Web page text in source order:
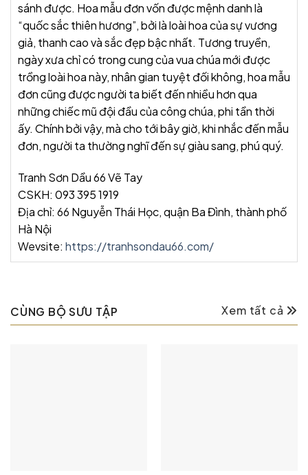
sánh được. Hoa mẫu đơn vốn được mệnh danh là
“quốc sắc thiên hương”, bởi là loài hoa của sự vương
giả, thanh cao và sắc đẹp bậc nhất. Tương truyền,
ngày xưa chỉ có trong cung của vua chúa mới được
trồng loài hoa này, nhân gian tuyệt đối không, hoa mẫu
đơn cũng được người ta biết đến nhiều hơn qua
những chiếc mũ đội đầu của công chúa, phi tần thời
ấy. Chính bởi vậy, mà cho tới bây giờ, khi nhắc đến mẫu
đơn, người ta thường nghĩ đến sự giàu sang, phú quý.
Tranh Sơn Dầu 66 Vẽ Tay
CSKH: 093 395 1919
Địa chỉ: 66 Nguyễn Thái Học, quận Ba Đình, thành phố
Hà Nội
Wevsite: https://tranhsondau66.com/
CÙNG BỘ SƯU TẬP Xem tất cả